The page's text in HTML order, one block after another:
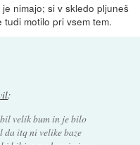
nimajo; si v skledo pljuneš
motilo pri vsem tem.
:
velik bum in je bilo
da itq ni velike baze